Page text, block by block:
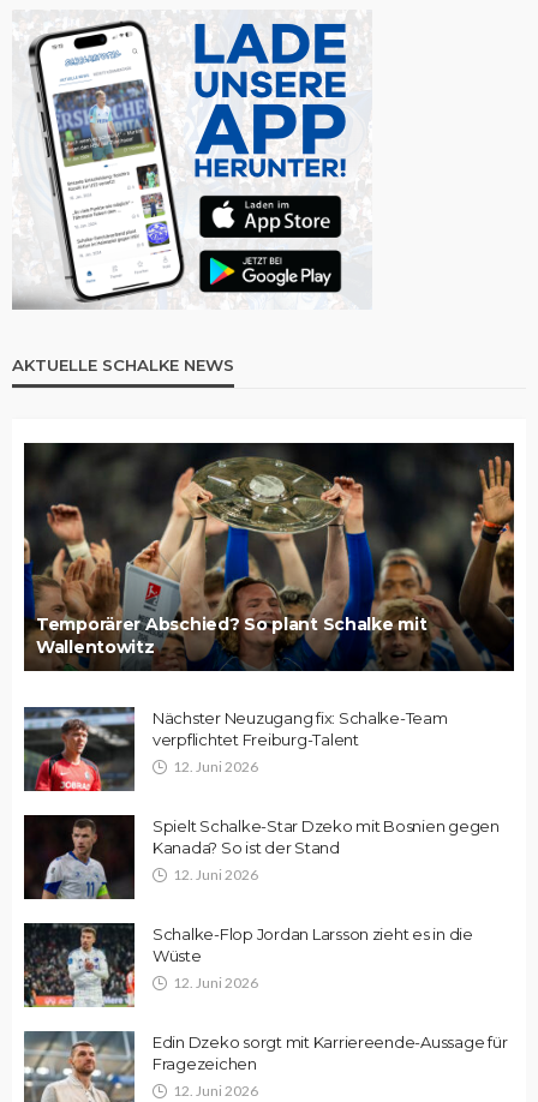
AKTUELLE SCHALKE NEWS
Temporärer Abschied? So plant Schalke mit
Wallentowitz
Nächster Neuzugang fix: Schalke-Team
verpflichtet Freiburg-Talent
12. Juni 2026
Spielt Schalke-Star Dzeko mit Bosnien gegen
Kanada? So ist der Stand
12. Juni 2026
Schalke-Flop Jordan Larsson zieht es in die
Wüste
12. Juni 2026
Edin Dzeko sorgt mit Karriereende-Aussage für
Fragezeichen
12. Juni 2026